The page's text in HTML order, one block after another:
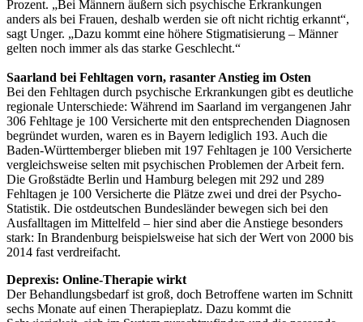
Prozent. „Bei Männern äußern sich psychische Erkrankungen
anders als bei Frauen, deshalb werden sie oft nicht richtig erkannt“,
sagt Unger. „Dazu kommt eine höhere Stigmatisierung – Männer
gelten noch immer als das starke Geschlecht.“
Saarland bei Fehltagen vorn, rasanter Anstieg im Osten
Bei den Fehltagen durch psychische Erkrankungen gibt es deutliche
regionale Unterschiede: Während im Saarland im vergangenen Jahr
306 Fehltage je 100 Versicherte mit den entsprechenden Diagnosen
begründet wurden, waren es in Bayern lediglich 193. Auch die
Baden-Württemberger blieben mit 197 Fehltagen je 100 Versicherte
vergleichsweise selten mit psychischen Problemen der Arbeit fern.
Die Großstädte Berlin und Hamburg belegen mit 292 und 289
Fehltagen je 100 Versicherte die Plätze zwei und drei der Psycho-
Statistik. Die ostdeutschen Bundesländer bewegen sich bei den
Ausfalltagen im Mittelfeld – hier sind aber die Anstiege besonders
stark: In Brandenburg beispielsweise hat sich der Wert von 2000 bis
2014 fast verdreifacht.
Deprexis: Online-Therapie wirkt
Der Behandlungsbedarf ist groß, doch Betroffene warten im Schnitt
sechs Monate auf einen Therapieplatz. Dazu kommt die